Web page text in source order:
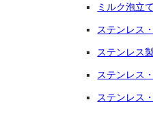
ミルク泡立
ステンレス
ステンレス
ステンレス
ステンレス